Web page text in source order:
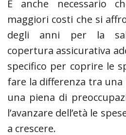
È anche necessario
maggiori costi che si
degli anni per la
copertura assicurativa
specifico per coprire le
fare la differenza tra una
una piena di
l’avanzare dell’età le
a crescere.